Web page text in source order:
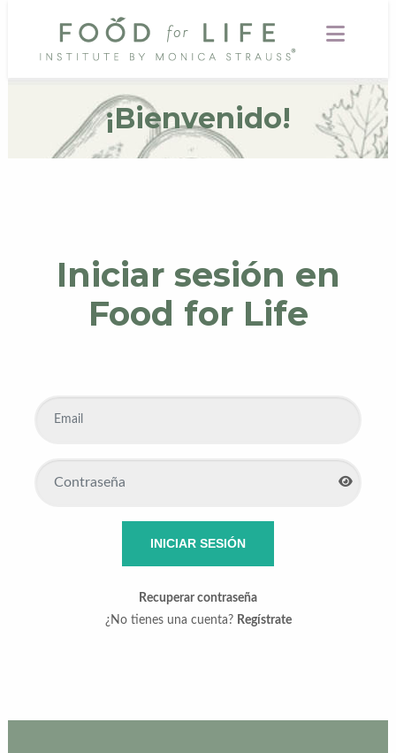
¡Bienvenido!
Iniciar sesión en
Food for Life
INICIAR SESIÓN
Recuperar contraseña
¿No tienes una cuenta? Regístrate